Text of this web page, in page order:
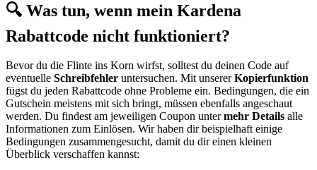
🔍 Was tun, wenn mein Kardena
Rabattcode nicht funktioniert?
Bevor du die Flinte ins Korn wirfst, solltest du deinen Code auf
eventuelle Schreibfehler untersuchen. Mit unsererKopierfunktion
fügst du jeden Rabattcode ohne Probleme ein. Bedingungen, die ein
Gutschein meistens mit sich bringt, müssen ebenfalls angeschaut
werden. Du findest am jeweiligen Coupon untermehr Details alle
Informationen zum Einlösen. Wir haben dir beispielhaft einige
Bedingungen zusammengesucht, damit du dir einen kleinen
Überblick verschaffen kannst: